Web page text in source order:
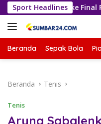
Langsung
ke
konten
Sport Headlines
ke Final Piala Dunia
Beranda Sepak Bola
Beranda Tenis
Tenis
Aryna